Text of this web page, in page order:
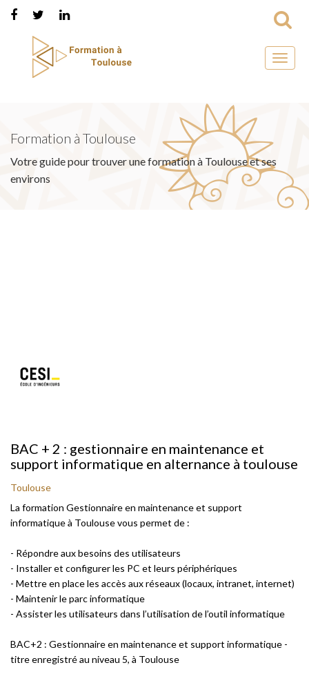
Toggle
Formation à Toulouse
Votre guide pour trouver une formation à Toulouse et ses
environs
BAC + 2 : gestionnaire en maintenance et
support informatique en alternance à toulouse
Toulouse
La formation Gestionnaire en maintenance et support
informatique à Toulouse vous permet de :
- Répondre aux besoins des utilisateurs
- Installer et configurer les PC et leurs périphériques
- Mettre en place les accès aux réseaux (locaux, intranet, internet)
- Maintenir le parc informatique
- Assister les utilisateurs dans l’utilisation de l’outil informatique
BAC+2 : Gestionnaire en maintenance et support informatique -
titre enregistré au niveau 5, à Toulouse